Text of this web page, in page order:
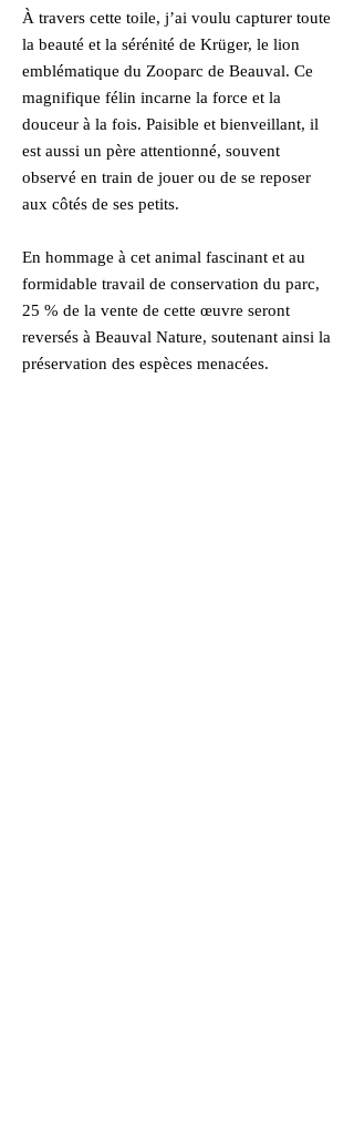
À travers cette toile, j’ai voulu capturer toute
la beauté et la sérénité de Krüger, le lion
emblématique du Zooparc de Beauval. Ce
magnifique félin incarne la force et la
douceur à la fois. Paisible et bienveillant, il
est aussi un père attentionné, souvent
observé en train de jouer ou de se reposer
aux côtés de ses petits.
En hommage à cet animal fascinant et au
formidable travail de conservation du parc,
25 % de la vente de cette œuvre seront
reversés à Beauval Nature, soutenant ainsi la
préservation des espèces menacées.